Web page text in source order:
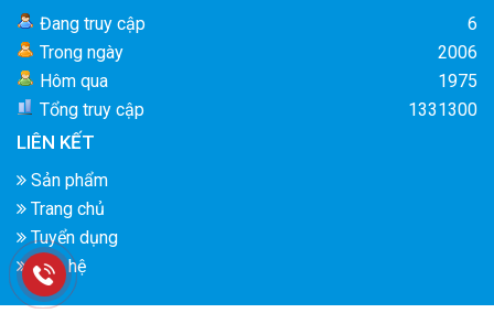
Đang truy cập
6
Trong ngày
2006
Hôm qua
1975
Tổng truy cập
1331300
LIÊN KẾT
Sản phẩm
Trang chủ
Tuyển dụng
Liên hệ